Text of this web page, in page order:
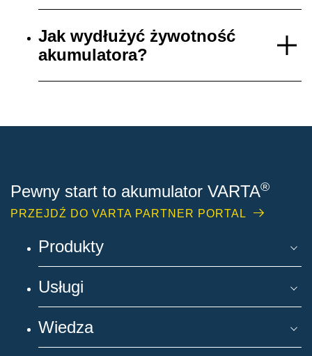
Jak wydłużyć żywotność
akumulatora?
Pewny start to akumulator VARTA®
PRZEJDŹ DO VARTA PARTNER PORTAL
Produkty
Usługi
Wiedza